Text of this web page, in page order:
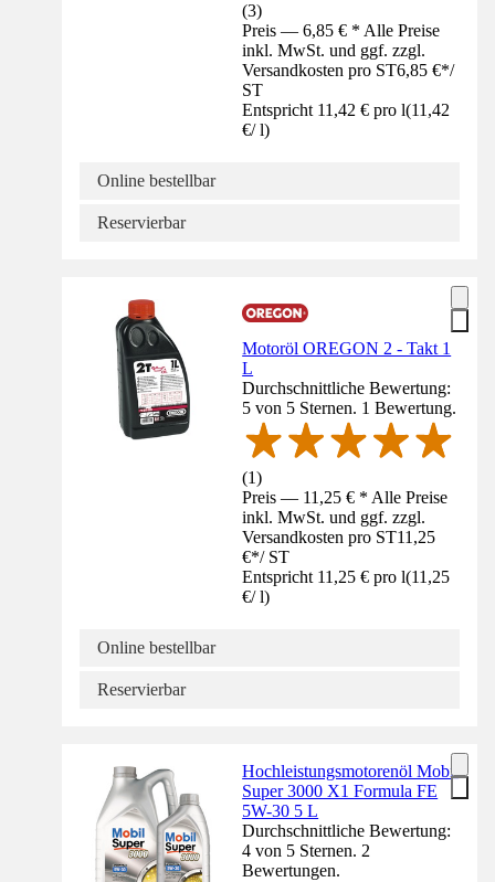
(3)
Preis — 6,85 € * Alle Preise
inkl. MwSt. und ggf. zzgl.
Versandkosten pro ST6,85 €*/
ST
Entspricht 11,42 € pro l(11,42
€/ l)
Online bestellbar
Reservierbar
Motoröl OREGON 2 - Takt 1
L
Durchschnittliche Bewertung:
5 von 5 Sternen. 1 Bewertung.
(1)
Preis — 11,25 € * Alle Preise
inkl. MwSt. und ggf. zzgl.
Versandkosten pro ST11,25
€*/ ST
Entspricht 11,25 € pro l(11,25
€/ l)
Online bestellbar
Reservierbar
Hochleistungsmotorenöl Mobil
Super 3000 X1 Formula FE
5W-30 5 L
Durchschnittliche Bewertung:
4 von 5 Sternen. 2
Bewertungen.